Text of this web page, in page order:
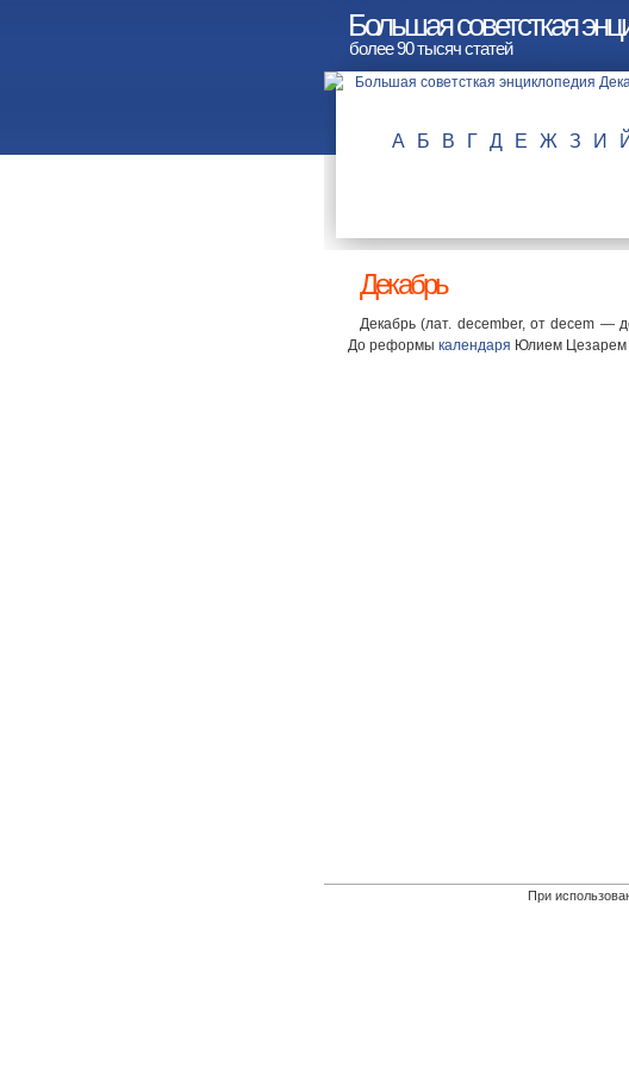
Большая советсткая
более 90 тысяч статей
А Б В Г Д Е Ж З И Й
Декабрь
Декабрь (лат. december, от decem —
До реформы календаря Юлием Цезарем
При